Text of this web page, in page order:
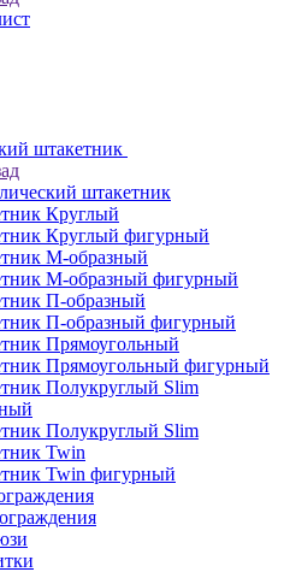
штакетник
штакетник
Круглый
Круглый фигурный
М-образный
М-образный фигурный
П-образный
П-образный фигурный
Прямоугольный
Прямоугольный фигурный
Полукруглый Slim
Полукруглый Slim
Twin
Twin фигурный